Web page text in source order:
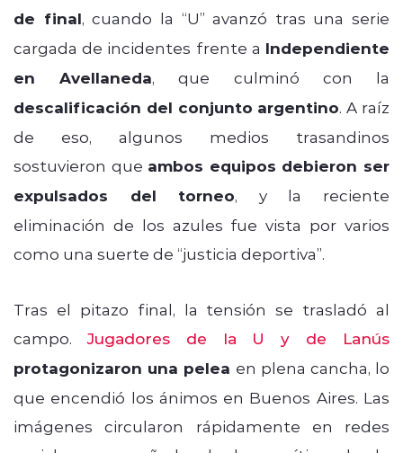
de final, cuando la “U” avanzó tras una serie
cargada de incidentes frente a Independiente
en Avellaneda, que culminó con la
descalificación del conjunto argentino. A raíz
de eso, algunos medios trasandinos
sostuvieron que ambos equipos debieron ser
expulsados del torneo, y la reciente
eliminación de los azules fue vista por varios
como una suerte de “justicia deportiva”.
Tras el pitazo final, la tensión se trasladó al
campo.Jugadores de la U y de Lanús
protagonizaron una pelea en plena cancha, lo
que encendió los ánimos en Buenos Aires. Las
imágenes circularon rápidamente en redes